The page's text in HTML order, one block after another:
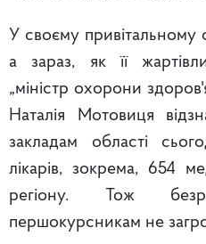
У своєму
а зараз, як її
„міністр охорони
Наталія Мотовиця
закладам області
лікарів, зокрема, 654
регіону. Тож
першокурсникам не